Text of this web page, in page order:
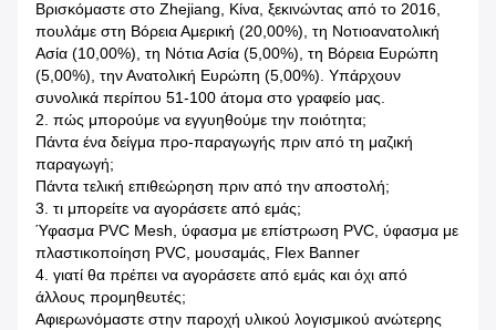
Βρισκόμαστε στο Zhejiang, Κίνα, ξεκινώντας από το 2016,
πουλάμε στη Βόρεια Αμερική (20,00%), τη Νοτιοανατολική
Ασία (10,00%), τη Νότια Ασία (5,00%), τη Βόρεια Ευρώπη
(5,00%), την Ανατολική Ευρώπη (5,00%). Υπάρχουν
συνολικά περίπου 51-100 άτομα στο γραφείο μας.
2. πώς μπορούμε να εγγυηθούμε την ποιότητα;
Πάντα ένα δείγμα προ-παραγωγής πριν από τη μαζική
παραγωγή;
Πάντα τελική επιθεώρηση πριν από την αποστολή;
3. τι μπορείτε να αγοράσετε από εμάς;
Ύφασμα PVC Mesh, ύφασμα με επίστρωση PVC, ύφασμα με
πλαστικοποίηση PVC, μουσαμάς, Flex Banner
4. γιατί θα πρέπει να αγοράσετε από εμάς και όχι από
άλλους προμηθευτές;
Αφιερωνόμαστε στην παροχή υλικού λογισμικού ανώτερης